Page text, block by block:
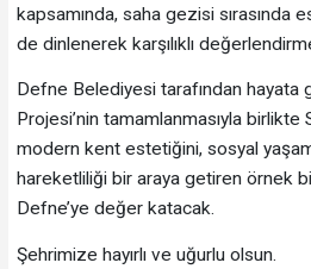
kapsamında, saha gezisi sırasında
de dinlenerek karşılıklı
Defne Belediyesi tarafından hayata
Projesi’nin tamamlanmasıyla birlikte
modern kent estetiğini, sosyal
hareketliliği bir araya getiren örnek
Defne’ye değer katacak.
Şehrimize hayırlı ve uğurlu olsun.